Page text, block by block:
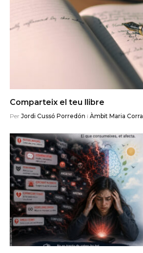
Comparteix el teu llibre
Per Jordi Cussó Porredón i Àmbit Maria Corral